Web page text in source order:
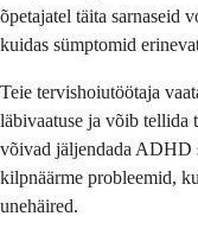
õpetajatel täita sarnaseid
kuidas sümptomid
Teie tervishoiutöötaja
läbivaatuse ja võib tellida
võivad jäljendada ADHD
kilpnäärme probleemid,
unehäired.